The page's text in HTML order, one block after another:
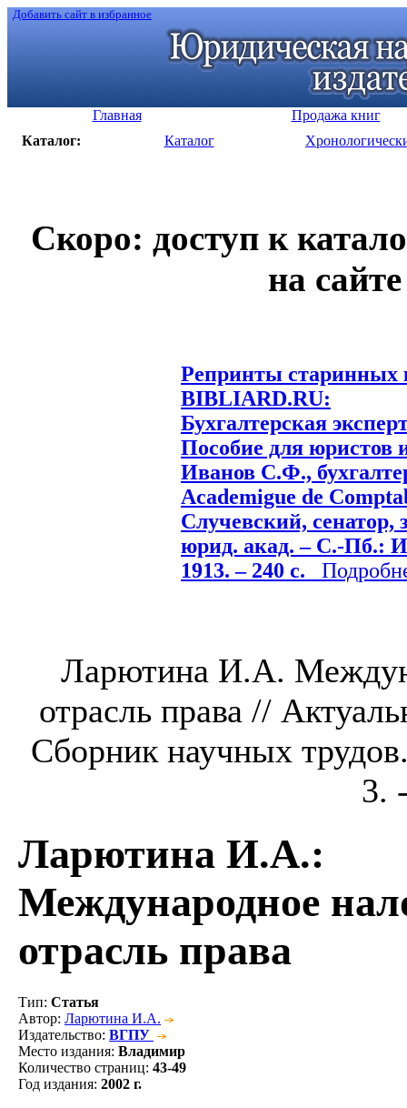
Добавить сайт в избранное
Главная
Продажа книг
Каталог:
Каталог
Скоро: доступ к
на
Репринты старинных
BIBLIARD.RU:
Бухгалтерская
Пособие для юристов
Иванов С.Ф.,
Academigue de
Случевский, сенатор,
юрид. акад. – С.-Пб.:
1913. – 240 с.
Ларютина И.А.
отрасль права //
Сборник научных
3.
Ларютина И.А.:
Международное
отрасль права
Тип: Статья
Автор: Ларютина И.А.
Издательство: ВГПУ
Место издания: Владимир
Количество страниц: 43-49
Год издания: 2002 г.